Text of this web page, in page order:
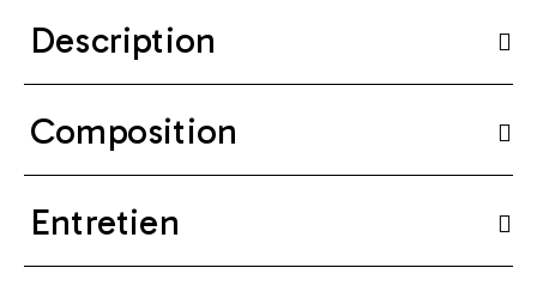
Description
Composition
Entretien